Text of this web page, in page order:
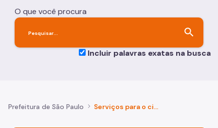
O que você procura
search
Incluir palavras exatas na busca
Prefeitura de São Paulo Serviços para o cidadão